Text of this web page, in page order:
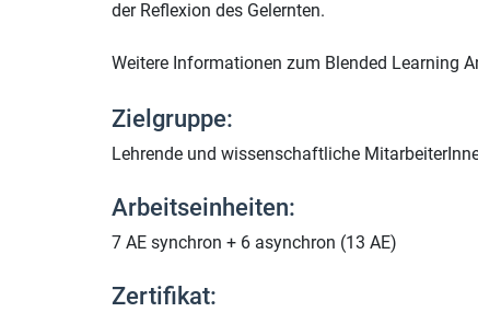
der Reflexion des Gelernten.
Weitere Informationen zum Blended Learning
Zielgruppe:
Lehrende und wissenschaftliche
Arbeitseinheiten:
7 AE synchron + 6 asynchron (13 AE)
Zertifikat: